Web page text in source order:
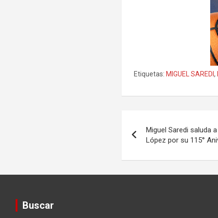
Etiquetas: MIGUEL SAREDI,
de
entradas
Miguel Saredi saluda
López por su 115°
Buscar